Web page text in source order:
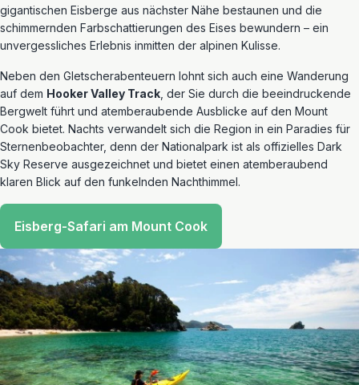
gigantischen Eisberge aus nächster Nähe bestaunen und die
schimmernden Farbschattierungen des Eises bewundern – ein
unvergessliches Erlebnis inmitten der alpinen Kulisse.
Neben den Gletscherabenteuern lohnt sich auch eine Wanderung
auf dem Hooker Valley Track , der Sie durch die beeindruckende
Bergwelt führt und atemberaubende Ausblicke auf den Mount
Cook bietet. Nachts verwandelt sich die Region in ein Paradies für
Sternenbeobachter, denn der Nationalpark ist als offizielles Dark
Sky Reserve ausgezeichnet und bietet einen atemberaubend
klaren Blick auf den funkelnden Nachthimmel.
Eisberg-Safari am Mount Cook